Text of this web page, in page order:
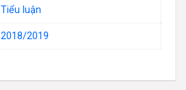
Tiểu luận
2018/2019